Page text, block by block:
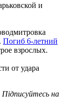
и
Погиб 6-летний
взрослых.
от удара
Підписуйтесь на